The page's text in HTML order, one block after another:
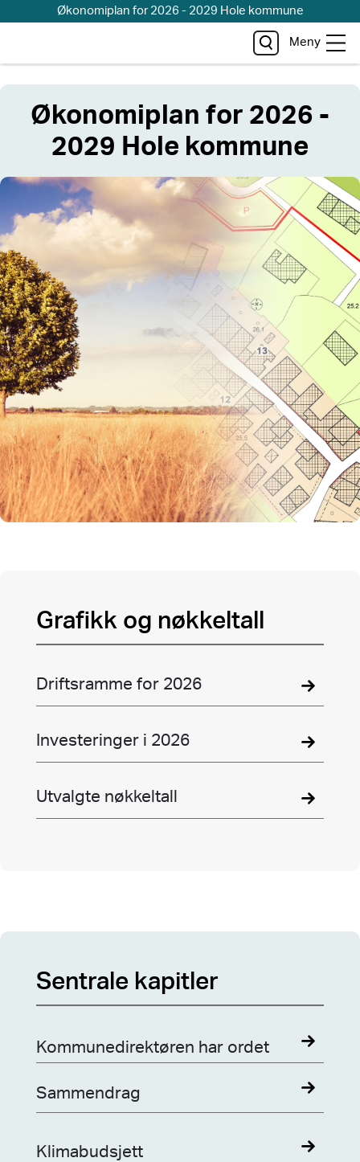
Økonomiplan for 2026 - 2029 Hole kommune
Meny
Økonomiplan for 2026 -
2029 Hole kommune
Grafikk og nøkkeltall
Driftsramme for 2026
Investeringer i 2026
Utvalgte nøkkeltall
Sentrale kapitler
Kommunedirektøren har ordet
Sammendrag
Klimabudsjett